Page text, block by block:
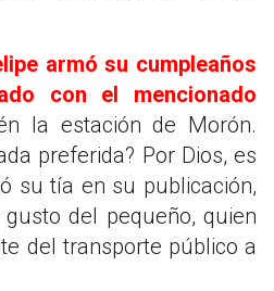
armó su cumpleaños
con el mencionado
la estación de Morón.
preferida? Por Dios, es
su tía en su publicación,
del pequeño, quien
del transporte público a